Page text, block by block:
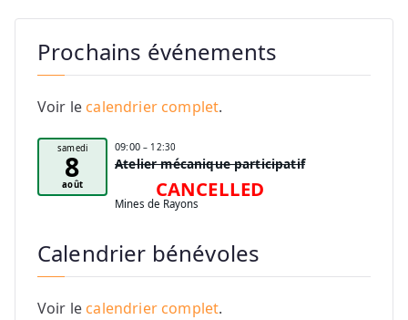
Prochains événements
Voir le calendrier complet.
samedi
8
août
09:00 – 12:30
Atelier mécanique participatif
CANCELLED
Mines de Rayons
Calendrier bénévoles
Voir le calendrier complet.